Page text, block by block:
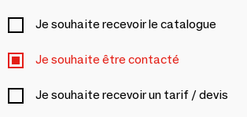
Je souhaite recevoir le catalogue
Je souhaite être contacté
Je souhaite recevoir un tarif / devis